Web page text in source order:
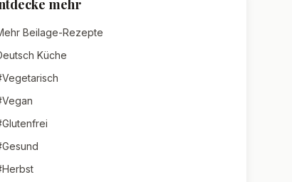
mehr
Beilage-Rezepte
Küche
Vegetarisch
Vegan
Glutenfrei
Gesund
Herbst